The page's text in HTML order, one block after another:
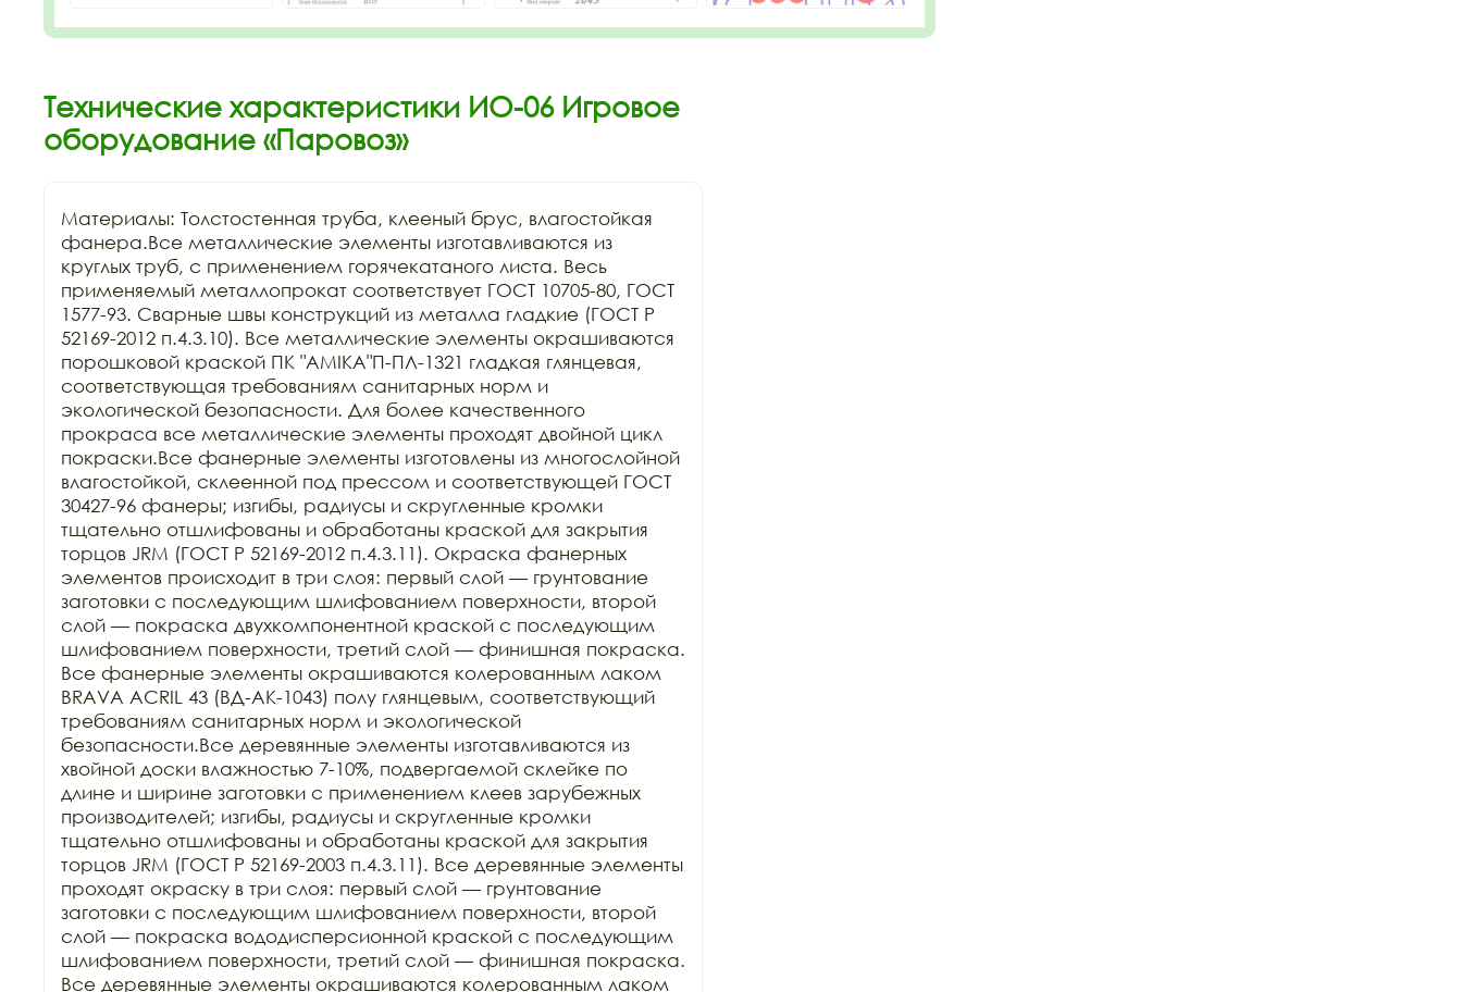
Технические характеристики ИО-06 Игровое
оборудование «Паровоз»
Материалы: Толстостенная труба, клееный брус, влагостойкая
фанера.Все металлические элементы изготавливаются из
круглых труб, с применением горячекатаного листа. Весь
применяемый металлопрокат соответствует ГОСТ 10705-80, ГОСТ
1577-93. Сварные швы конструкций из металла гладкие (ГОСТ Р
52169-2012 п.4.3.10). Все металлические элементы окрашиваются
порошковой краской ПК "АМIKA"П-ПЛ-1321 гладкая глянцевая,
соответствующая требованиям санитарных норм и
экологической безопасности. Для более качественного
прокраса все металлические элементы проходят двойной цикл
покраски.Все фанерные элементы изготовлены из многослойной
влагостойкой, склеенной под прессом и соответствующей ГОСТ
30427-96 фанеры; изгибы, радиусы и скругленные кромки
тщательно отшлифованы и обработаны краской для закрытия
торцов JRM (ГОСТ Р 52169-2012 п.4.3.11). Окраска фанерных
элементов происходит в три слоя: первый слой — грунтование
заготовки с последующим шлифованием поверхности, второй
слой — покраска двухкомпонентной краской с последующим
шлифованием поверхности, третий слой — финишная покраска.
Все фанерные элементы окрашиваются колерованным лаком
BRAVA ACRIL 43 (ВД-АК-1043) полу глянцевым, соответствующий
требованиям санитарных норм и экологической
безопасности.Все деревянные элементы изготавливаются из
хвойной доски влажностью 7-10%, подвергаемой склейке по
длине и ширине заготовки с применением клеев зарубежных
производителей; изгибы, радиусы и скругленные кромки
тщательно отшлифованы и обработаны краской для закрытия
торцов JRM (ГОСТ Р 52169-2003 п.4.3.11). Все деревянные элементы
проходят окраску в три слоя: первый слой — грунтование
заготовки с последующим шлифованием поверхности, второй
слой — покраска вододисперсионной краской с последующим
шлифованием поверхности, третий слой — финишная покраска.
Все деревянные элементы окрашиваются колерованным лаком